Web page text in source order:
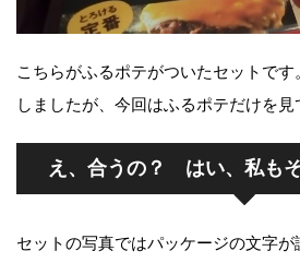
こちらがふるポテがついたセットで
しましたが、今回はふるポテだけを見
え、合うの？ はい、私もそ
セットの写真ではパッケージの文字